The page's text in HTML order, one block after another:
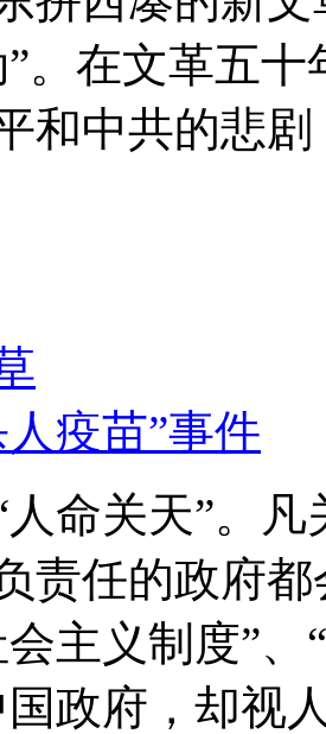
。在文革五
和中共的悲
疫苗”事件
命关天”。
责任的政府
主义制度”
政府，却视